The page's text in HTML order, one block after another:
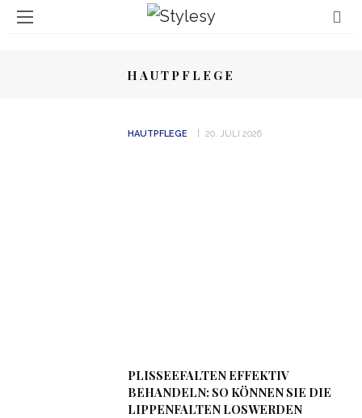
HAUTPFLEGE
HAUTPFLEGE 20. JULI 2026
PLISSEEFALTEN EFFEKTIV
BEHANDELN: SO KÖNNEN SIE DIE
LIPPENFALTEN LOSWERDEN